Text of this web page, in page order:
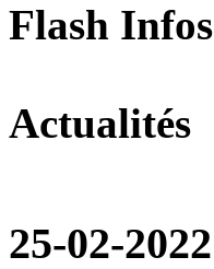
Flash Infos
Actualités
25-02-2022